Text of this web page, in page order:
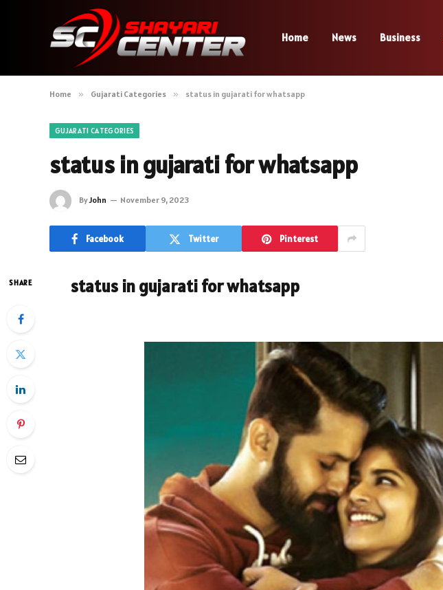
Home News Business
Home » Gujarati Categories » status in gujarati for whatsapp
GUJARATI CATEGORIES
status in gujarati for whatsapp
ByJohn November 9, 2023
Facebook Twitter Pinterest
SHARE status in gujarati for whatsapp